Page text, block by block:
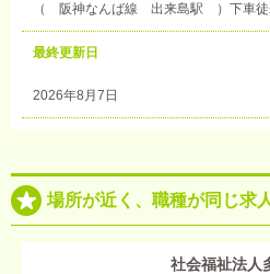
（ 阪神なんば線 出来島駅 ）下車
最終更新日
2026年8月7日
場所が近く、職種が同じ求
社会福祉法人